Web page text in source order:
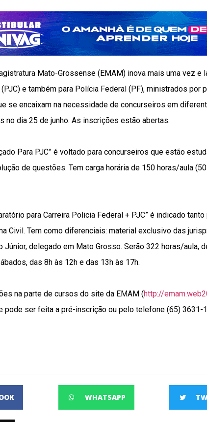
Mato-Grossense (EMAM) inova mais uma vez e
e também para Polícia Federal (PF), ministrados
se encaixam na necessidade de concurseiros em
no dia 25 de junho. As inscrições estão abertas.
Para PJC” é voltado para concurseiros que estão
de questões. Tem carga horária de 150 horas/aula
para Carreira Policia Federal + PJC” é indicado
Civil. Tem como diferenciais: material exclusivo das
Júnior, delegado em Mato Grosso. Serão 322 horas/aula,
das 8h às 12h e das 13h às 17h.
na parte de cursos do site da EMAM (http://
pode ser feita a pré-inscrição ou pelo telefone (65) 3631-
WHATSAPP